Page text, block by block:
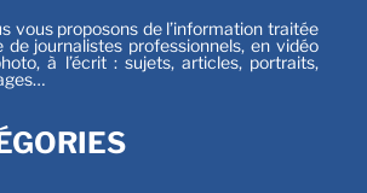
vous proposons de l’information traitée
de journalistes professionnels, en vidéo
à l’écrit : sujets, articles, portraits,